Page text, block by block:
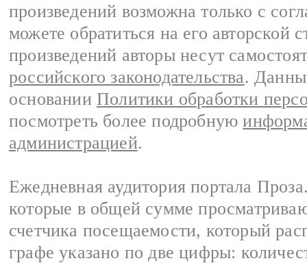
произведений возможна только с
можете обратиться на его авторской
произведений авторы несут
российского законодательства.
основании Политики обработки
посмотреть более подробную
администрацией.
Ежедневная аудитория портала
которые в общей сумме
счетчика посещаемости, который
графе указано по две цифры: